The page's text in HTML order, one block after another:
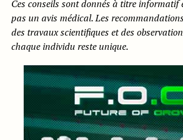
Ces conseils sont donnés à titre informatif
pas un avis médical. Les
des travaux scientifiques et des
chaque individu reste unique.